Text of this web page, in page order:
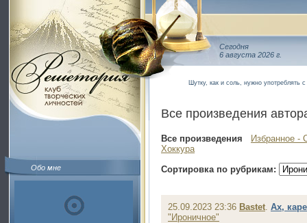
Обо мне
Сегодня
6 августа 2026 г.
Шутку, как и соль, нужно употреблять
Все произведения
Все произведения
Избранное -
Хоккура
Сортировка по рубрикам:
25.09.2023 23:36 Bastet. Ах,
"Ироничное"